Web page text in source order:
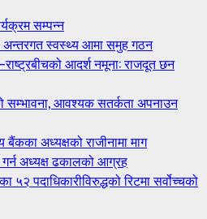
सम्पन्न
अन्तरगत स्वस्थ्य आमा समुह गठन
आदर्श नमूना: राजदूत छन
सम्भावना, आवश्यक सतर्कता अपनाउन
बैंकका अध्यक्षको राजीनामा माग
अध्यक्ष ढकालको आग्रह
पदाधिकारीविरुद्धको रिटमा सर्वोच्चको